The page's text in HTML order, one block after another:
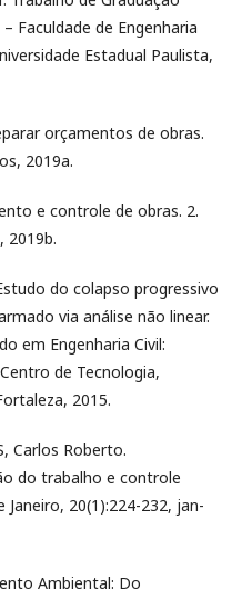
Faculdade de Engenharia
Estadual Paulista,
orçamentos de obras.
2019a.
e controle de obras. 2.
2019b.
do colapso progressivo
via análise não linear.
em Engenharia Civil:
de Tecnologia,
2015.
Carlos Roberto.
do trabalho e controle
Janeiro, 20(1):224-232, jan-
Ambiental: Do